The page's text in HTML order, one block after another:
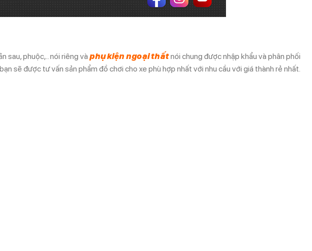
sau, phuộc,.. nói riêng và phụ kiện ngoại thấtnói chung được nhập khẩu và phân phối
sẽ được tư vấn sản phẩm đồ chơi cho xe phù hợp nhất với nhu cầu với giá thành rẻ nhất.